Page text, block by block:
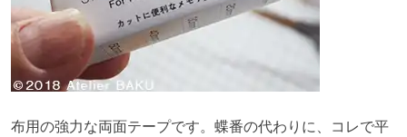
布用の強力な両面テープです。蝶番の代わりに、コレで平